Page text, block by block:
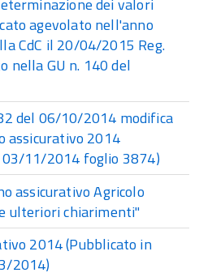
agevolato nell'anno
CdC il 20/04/2015 Reg.
nella GU n. 140 del
del 06/10/2014 modifica
assicurativo 2014
11/2014 foglio 3874)
assicurativo Agricolo
ulteriori chiarimenti"
2014 (Pubblicato in
2014)